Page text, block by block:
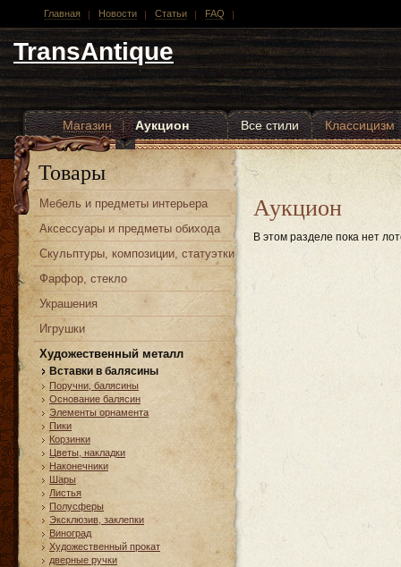
Главная Новости Статьи FAQ
TransAntique
Магазин | Аукцион Все стили
Классицизм
Другие стили
Товары
Мебель и предметы интерьера
Аксессуары и предметы обихода
Скульптуры, композиции, статуэтки
Фарфор, стекло
Украшения
Игрушки
Художественный металл
Вставки в балясины
Поручни, балясины
Основание балясин
Элементы орнамента
Пики
Корзинки
Цветы, накладки
Наконечники
Шары
Листья
Полусферы
Эксклюзив, заклепки
Виноград
Художественный прокат
дверные ручки
Аукцион
В этом разделе пока нет